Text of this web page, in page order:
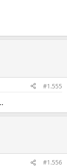
#1.555
#1.556